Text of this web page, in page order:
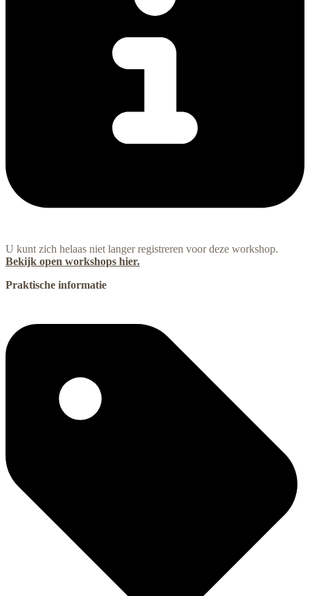
U kunt zich helaas niet langer registreren voor deze workshop.
Bekijk open workshops hier.
Praktische informatie